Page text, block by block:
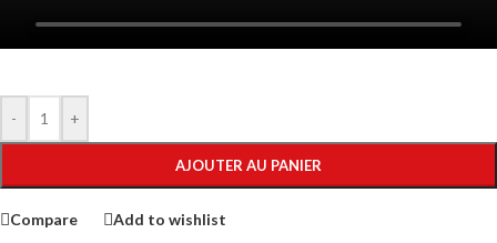
- +
AJOUTER AU PANIER
Compare Add to wishlist